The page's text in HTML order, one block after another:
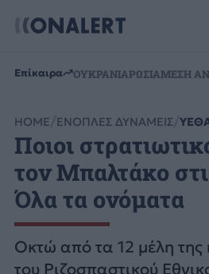
Επίκαιρα ΟΥΚΡΑΝΙΑΡΩΣΙΑΜΕΣΗ
HOME ΕΝΟΠΛΕΣ ΔΥΝΑΜΕΙΣ
Ποιοι
τον Μπαλτάκο
Όλα τα ονόματα
Οκτώ από τα 12 μέλη της
του Ριζοσπαστικού